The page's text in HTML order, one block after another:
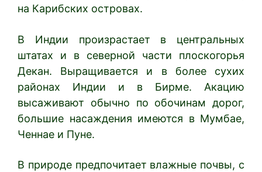
на Карибских островах.
В Индии произрастает в центральных
штатах и в северной части плоскогорья
Декан. Выращивается и в более сухих
районах Индии и в Бирме. Акацию
высаживают обычно по обочинам дорог,
большие насаждения имеются в Мумбае,
Ченнае и Пуне.
В природе предпочитает влажные почвы, с